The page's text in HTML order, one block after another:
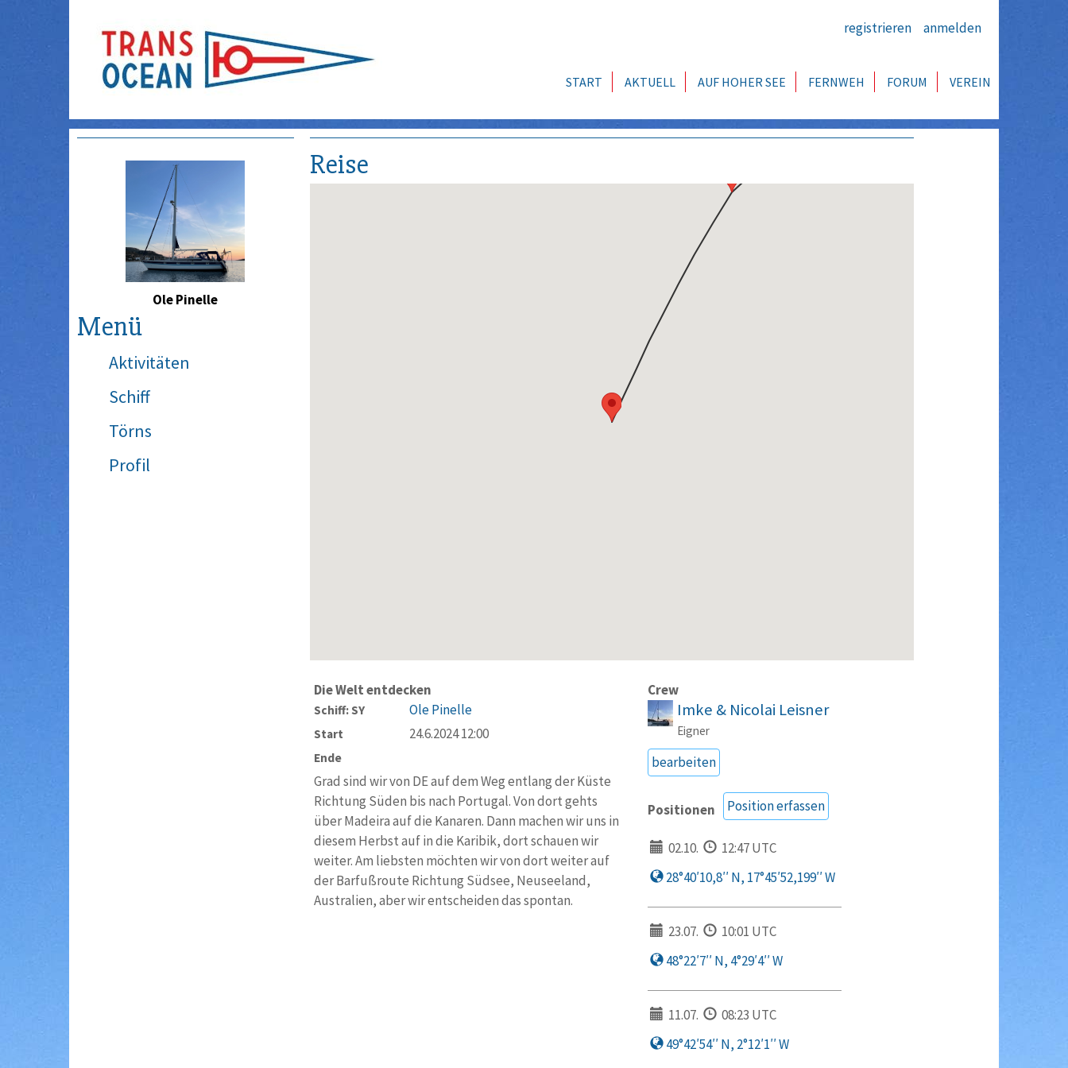
registrieren anmelden
START AKTUELL AUF HOHER SEE FERNWEH FORUM VEREIN
Ole Pinelle
Menü
Aktivitäten
Schiff
Törns
Profil
Reise
Die Welt entdecken
Schiff: SY Ole Pinelle
Start 24.6.2024 12:00
Ende
Grad sind wir von DE auf dem Weg entlang der Küste
Richtung Süden bis nach Portugal. Von dort gehts
über Madeira auf die Kanaren. Dann machen wir uns in
diesem Herbst auf in die Karibik, dort schauen wir
weiter. Am liebsten möchten wir von dort weiter auf
der Barfußroute Richtung Südsee, Neuseeland,
Australien, aber wir entscheiden das spontan.
Crew
Imke & Nicolai Leisner
Eigner
bearbeiten
Positionen Position erfassen
02.10.
12:47 UTC
28°40′10,8′′ N, 17°45′52,199′′ W
23.07.
10:01 UTC
48°22′7′′ N, 4°29′4′′ W
11.07.
08:23 UTC
49°42′54′′ N, 2°12′1′′ W